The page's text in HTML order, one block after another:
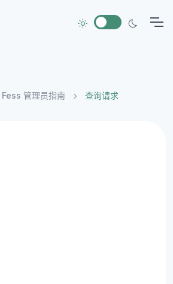
Fess 管理员指南 查询请求